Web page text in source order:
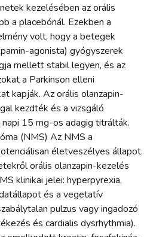
kezelésében az orális
a placebónál. Ezekben a
volt, hogy a betegek
agonista) gyógyszerek
mellett stabil legyen, és az
a Parkinson elleni
kapják. Az orális olanzapin-
kezdték és a vizsgáló
15 mg-os adagig titrálták.
(NMS) Az NMS a
életveszélyes állapot.
orális olanzapin-kezelés
klinikai jelei: hyperpyrexia,
és a vegetatív
pulzus vagy ingadozó
és cardialis dysrhythmia).